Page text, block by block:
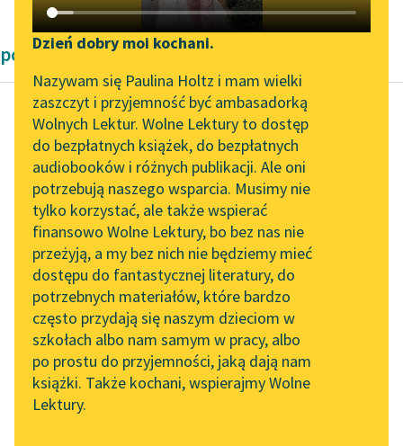
Katalog DAISY
Podkasty o książkach
Zgłoś brak utworu
Aktualności
„Prokurator Alicja Horn”
do słuchania
Byliśmy częścią AI Impact
Lab
Zapraszamy na spotkanie
online z tłumaczkami
literatury skandynawskiej
Spotkanie z Katarzyną
Tunkiel w Oslo
102. lata temu zmarł
Joseph Conrad
Narzędzia
Mapa Wolnych Lektur
Leśmianator
Przewodnik dla piszących i
czytających
API
OAI-PMH
Widget Wolnych Lektur
Przypisy
Dzień dobry moi kochani.
Nazywam się Paulina Holtz i mam wielki
zaszczyt i przyjemność być ambasadorką
Wolnych Lektur. Wolne Lektury to dostęp
do bezpłatnych książek, do bezpłatnych
audiobooków i różnych publikacji. Ale oni
potrzebują naszego wsparcia. Musimy nie
tylko korzystać, ale także wspierać
finansowo Wolne Lektury, bo bez nas nie
przeżyją, a my bez nich nie będziemy mieć
dostępu do fantastycznej literatury, do
potrzebnych materiałów, które bardzo
często przydają się naszym dzieciom w
szkołach albo nam samym w pracy, albo
po prostu do przyjemności, jaką dają nam
książki. Także kochani, wspierajmy Wolne
Lektury.
powieści Heleny Mniszkówny
Helena Mniszkówna
Trędowata Tom
drugi
Stefciu złota moja, nie
powinnaś tak mówić,
skoro kochasz.
Zostaniesz moją żoną,
którą wszyscy muszą...
Czytaj więcej